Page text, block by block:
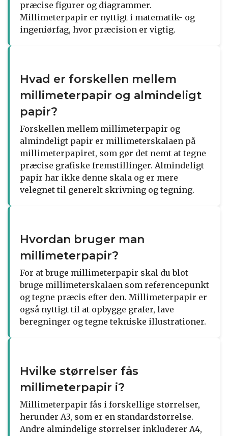
præcise figurer og diagrammer.
Millimeterpapir er nyttigt i matematik- og
ingeniørfag, hvor præcision er vigtig.
Hvad er forskellen mellem
millimeterpapir og almindeligt
papir?
Forskellen mellem millimeterpapir og
almindeligt papir er millimeterskalaen på
millimeterpapiret, som gør det nemt at tegne
præcise grafiske fremstillinger. Almindeligt
papir har ikke denne skala og er mere
velegnet til generelt skrivning og tegning.
Hvordan bruger man
millimeterpapir?
For at bruge millimeterpapir skal du blot
bruge millimeterskalaen som referencepunkt
og tegne præcis efter den. Millimeterpapir er
også nyttigt til at opbygge grafer, lave
beregninger og tegne tekniske illustrationer.
Hvilke størrelser fås
millimeterpapir i?
Millimeterpapir fås i forskellige størrelser,
herunder A3, som er en standardstørrelse.
Andre almindelige størrelser inkluderer A4,